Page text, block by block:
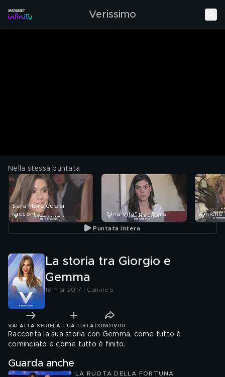
Verissimo
Nella stessa puntata
Sara Moraleda si
racconta
"Una Vita" per Sara Amiche
Puntata intera
La storia tra Giorgio e
Gemma
18 mar 2017 | Canale 5
VAI ALLA SERIE LA TUA LISTA CONDIVIDI
Racconta la sua storia con Gemma, come tutto è
cominciato e come tutto è finito.
Guarda anche
LA RUOTA DELLA FORTUNA